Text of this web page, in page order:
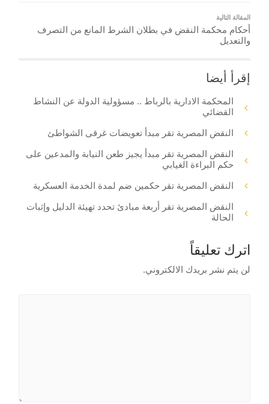
المقالة التالية
أحكام محكمة النقض في بطلان الشرط المانع من التصرف
والتعديل
إقرأ أيضا
المحكمة الادارية بالرباط .. مسؤولية الدولة عن النشاط
القضائي
النقض المصرية تقر مبدأ تعويضات غرقى الشواطئ
النقض المصرية تقر مبدأ يجيز طعن النيابة والمدعين على
حكم البراءة الغيابي
النقض المصرية تقر حكمين ضم لمدة الخدمة العسكرية
النقض المصرية تقر أربعة مبادئ تحدد تهيئة الدليل وإثبات
الحالة
اترك تعليقاً
لن يتم نشر بريدك الالكتروني.